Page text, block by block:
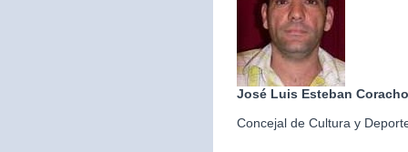
José Luis Esteban Coracho
Concejal de Cultura y